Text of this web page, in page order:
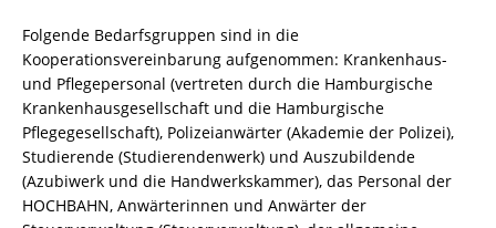
Folgende Bedarfsgruppen sind in die
Kooperationsvereinbarung aufgenommen: Krankenhaus-
und Pflegepersonal (vertreten durch die Hamburgische
Krankenhausgesellschaft und die Hamburgische
Pflegegesellschaft), Polizeianwärter (Akademie der Polizei),
Studierende (Studierendenwerk) und Auszubildende
(Azubiwerk und die Handwerkskammer), das Personal der
HOCHBAHN, Anwärterinnen und Anwärter der